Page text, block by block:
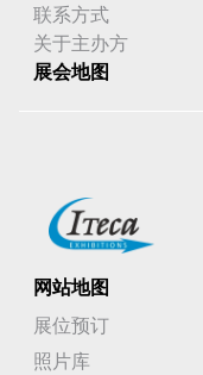
联系方式
关于主办方
展会地图
网站地图
展位预订
照片库